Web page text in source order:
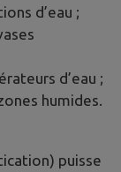
d’eau ;
d’eau ;
humides.
puisse